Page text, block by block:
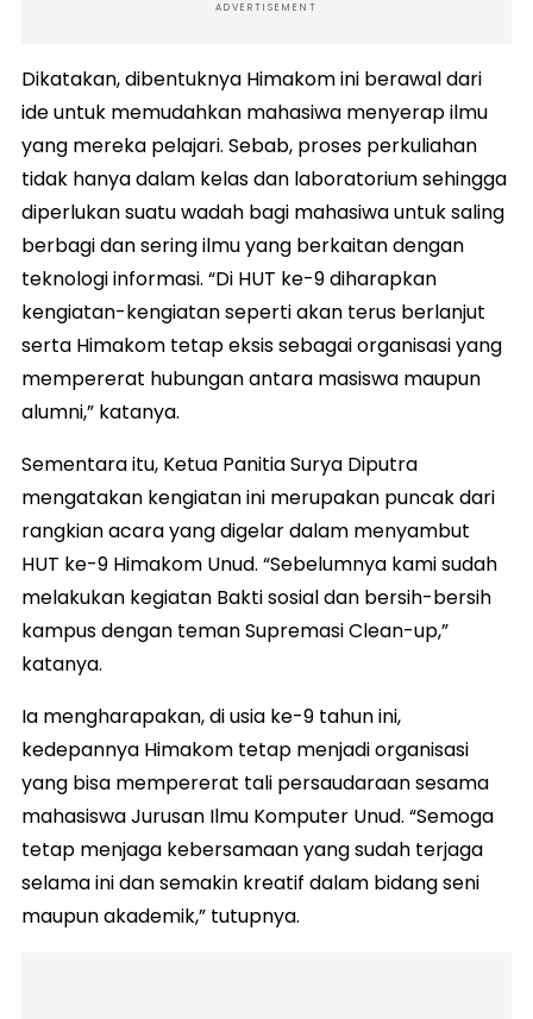
ADVERTISEMENT
Dikatakan, dibentuknya Himakom ini berawal dari
ide untuk memudahkan mahasiwa menyerap ilmu
yang mereka pelajari. Sebab, proses perkuliahan
tidak hanya dalam kelas dan laboratorium sehingga
diperlukan suatu wadah bagi mahasiwa untuk saling
berbagi dan sering ilmu yang berkaitan dengan
teknologi informasi. “Di HUT ke-9 diharapkan
kengiatan-kengiatan seperti akan terus berlanjut
serta Himakom tetap eksis sebagai organisasi yang
mempererat hubungan antara masiswa maupun
alumni,” katanya.
Sementara itu, Ketua Panitia Surya Diputra
mengatakan kengiatan ini merupakan puncak dari
rangkian acara yang digelar dalam menyambut
HUT ke-9 Himakom Unud. “Sebelumnya kami sudah
melakukan kegiatan Bakti sosial dan bersih-bersih
kampus dengan teman Supremasi Clean-up,”
katanya.
Ia mengharapakan, di usia ke-9 tahun ini,
kedepannya Himakom tetap menjadi organisasi
yang bisa mempererat tali persaudaraan sesama
mahasiswa Jurusan Ilmu Komputer Unud. “Semoga
tetap menjaga kebersamaan yang sudah terjaga
selama ini dan semakin kreatif dalam bidang seni
maupun akademik,” tutupnya.